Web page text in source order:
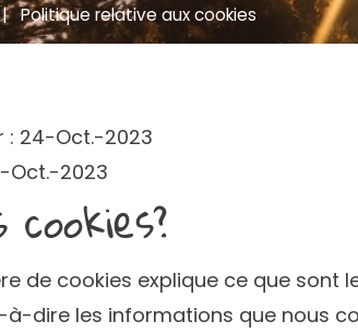
Politique relative aux cookies
: 24-Oct.-2023
Oct.-2023
de cookies explique ce que sont
à-dire les informations que nous